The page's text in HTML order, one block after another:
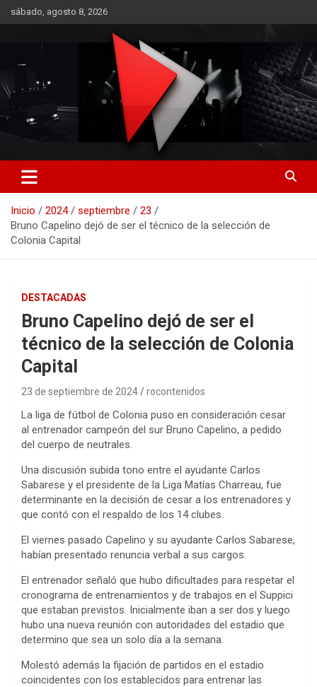
Saltar
al
sábado, agosto 8, 2026
RO CONTENIDOS
Inicio 2024 septiembre
23
Bruno Capelino dejó de ser el técnico de la selección de
Colonia Capital
DESTACADAS
Bruno Capelino dejó de ser el
técnico de la selección de Colonia
Capital
23 de septiembre de 2024 rocontenidos
La liga de fútbol de Colonia puso en consideración cesar
al entrenador campeón del sur Bruno Capelino, a pedido
del cuerpo de neutrales.
Una discusión subida tono entre el ayudante Carlos
Sabarese y el presidente de la Liga Matías Charreau, fue
determinante en la decisión de cesar a los entrenadores y
que contó con el respaldo de los 14 clubes.
El viernes pasado Capelino y su ayudante Carlos Sabarese,
habían presentado renuncia verbal a sus cargos.
El entrenador señaló que hubo dificultades para respetar el
cronograma de entrenamientos y de trabajos en el Suppici
que estaban previstos. Inicialmente iban a ser dos y luego
hubo una nueva reunión con autoridades del estadio que
determino que sea un solo día a la semana.
Molestó además la fijación de partidos en el estadio
coincidentes con los establecidos para entrenar las